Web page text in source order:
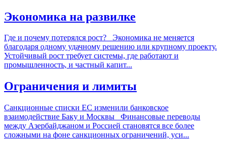
Экономика на развилке
Где и почему потерялся рост? Экономика не меняется
благодаря одному удачному решению или крупному проекту.
Устойчивый рост требует системы, где работают и
промышленность, и частный капит...
Ограничения и лимиты
Санкционные списки ЕС изменили банковское
взаимодействие Баку и Москвы Финансовые переводы
между Азербайджаном и Россией становятся все более
сложными на фоне санкционных ограничений, уси...